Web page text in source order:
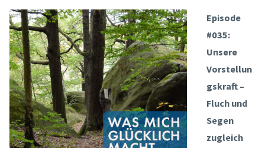
Episode
#035:
Unsere
Vorstellun
gskraft –
Fluch und
Segen
zugleich